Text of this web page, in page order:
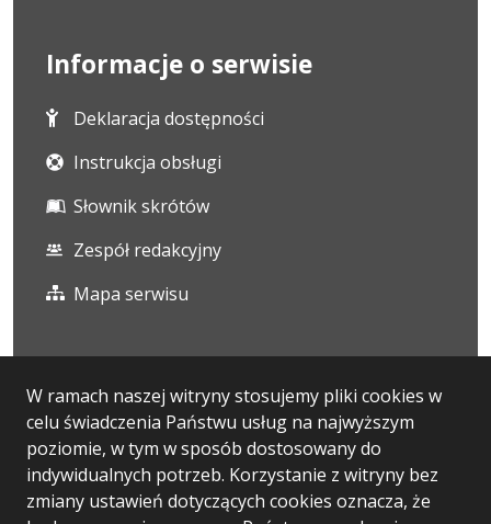
W ramach naszej witryny stosujemy pliki cookies w
celu świadczenia Państwu usług na najwyższym
poziomie, w tym w sposób dostosowany do
indywidualnych potrzeb. Korzystanie z witryny bez
zmiany ustawień dotyczących cookies oznacza, że
Informacje o serwisie
Deklaracja dostępności
Instrukcja obsługi
Słownik skrótów
Zespół redakcyjny
Mapa serwisu
Statystyki oglądalności
Ostatnio dodane
Polityka prywatności